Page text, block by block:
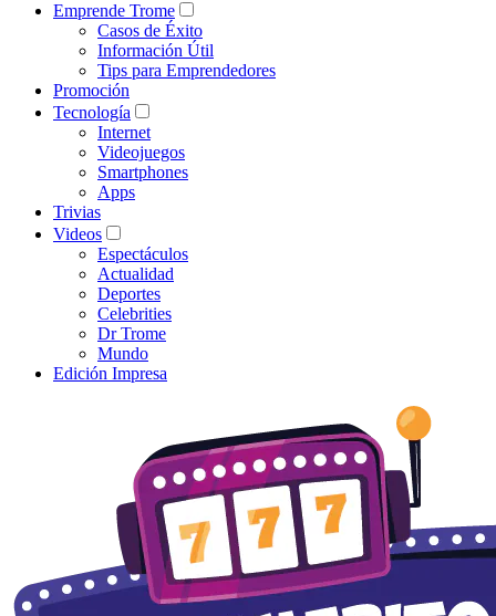
Emprende Trome
Casos de Éxito
Información Útil
Tips para Emprendedores
Promoción
Tecnología
Internet
Videojuegos
Smartphones
Apps
Trivias
Videos
Espectáculos
Actualidad
Deportes
Celebrities
Dr Trome
Mundo
Edición Impresa